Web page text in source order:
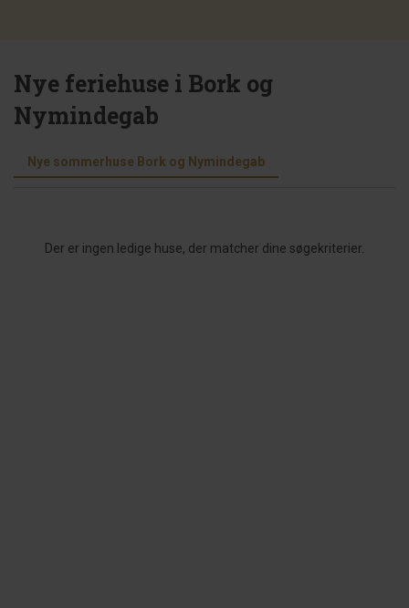
Nye feriehuse i Bork og
Nymindegab
Nye sommerhuse Bork og Nymindegab
Der er ingen ledige huse, der matcher dine søgekriterier.